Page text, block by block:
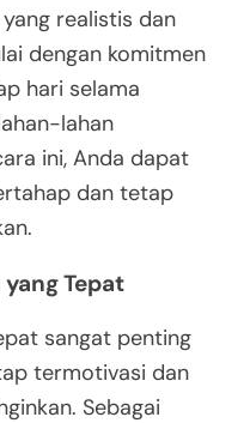
realistis dan
dengan komitmen
hari selama
lahan
ini, Anda dapat
dan tetap
Tepat
sangat penting
termotivasi dan
Sebagai